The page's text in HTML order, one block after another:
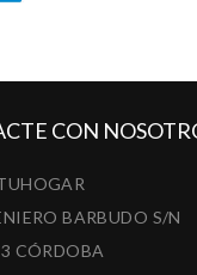
CON
BARBUDO S/N
CÓRDOBA